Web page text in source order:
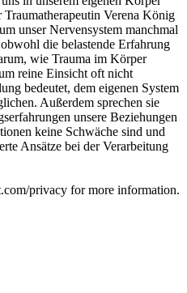
Verena König
unser Nervensystem manchmal
die belastende Erfahrung
wie Trauma im Körper
reine Einsicht oft nicht
bedeutet, dem eigenen System
Außerdem sprechen sie
unsere Beziehungen
keine Schwäche sind und
Ansätze bei der Verarbeitung
privacy for more information.